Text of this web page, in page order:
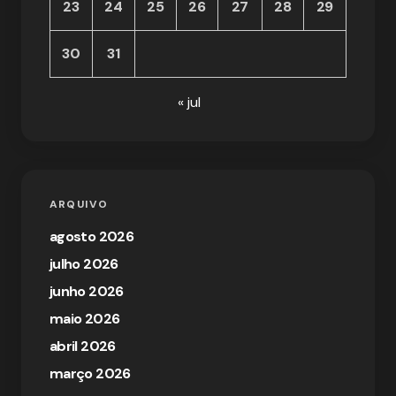
23 24 25 26 27 28 29
30 31
« jul
ARQUIVO
agosto 2026
julho 2026
junho 2026
maio 2026
abril 2026
março 2026